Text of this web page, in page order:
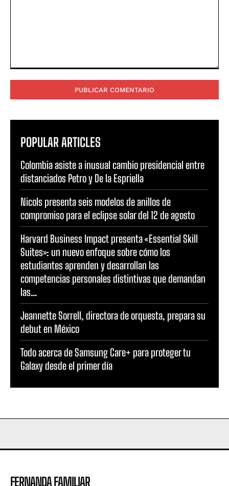
POPULAR ARTICLES
Colombia asiste a inusual cambio presidencial entre
distanciados Petro y De la Espriella
Nicols presenta seis modelos de anillos de
compromiso para el eclipse solar del 12 de agosto
Harvard Business Impact presenta «Essential Skill
Suites»: un nuevo enfoque sobre cómo los
estudiantes aprenden y desarrollan las
competencias personales distintivas que demandan
las...
Jeannette Sorrell, directora de orquesta, prepara su
debut en México
Todo acerca de Samsung Care+ para proteger tu
Galaxy desde el primer día
FERNANDA FAMILIAR